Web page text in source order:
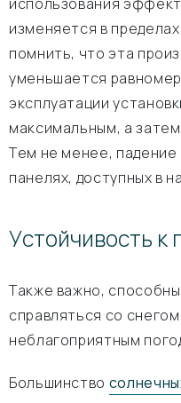
изменяется в
помнить, что эта
уменьшается
эксплуатации
максимальным, а
Тем не менее, падение
панелях, доступных в
Устойчивость к
Также важно,
справляться со
неблагоприятным
Большинство